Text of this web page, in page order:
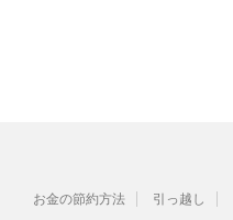
お金の節約方法 引っ越し